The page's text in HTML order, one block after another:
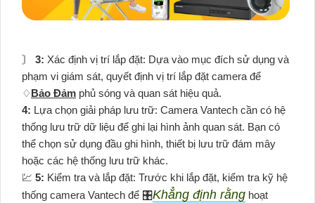
〙 3: Xác định vị trí lắp đặt: Dựa vào mục đích sử dụng và
phạm vi giám sát, quyết định vị trí lắp đặt camera để
♢Bảo Đảm phủ sóng và quan sát hiệu quả.
4: Lựa chọn giải pháp lưu trữ: Camera Vantech cần có hệ
thống lưu trữ dữ liệu để ghi lại hình ảnh quan sát. Bạn có
thể chọn sử dụng đầu ghi hình, thiết bị lưu trữ đám mây
hoặc các hệ thống lưu trữ khác.
💹 5: Kiểm tra và lắp đặt: Trước khi lắp đặt, kiểm tra kỹ hệ
thống camera Vantech để 🎛Khẳng định rằng hoạt